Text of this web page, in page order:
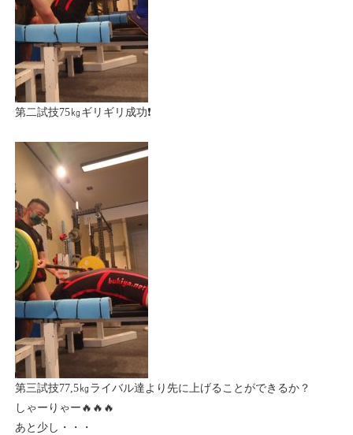
第二試技75㎏ギリギリ成功❗
第三試技77,5㎏ライバル達より先に上げることができるか？
しゃーりゃー🔥🔥🔥
あと少し・・・